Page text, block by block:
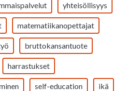
yhteisöllisyys
matematiikanopettajat
bruttokansantuote
harrastukset
self-education ikä